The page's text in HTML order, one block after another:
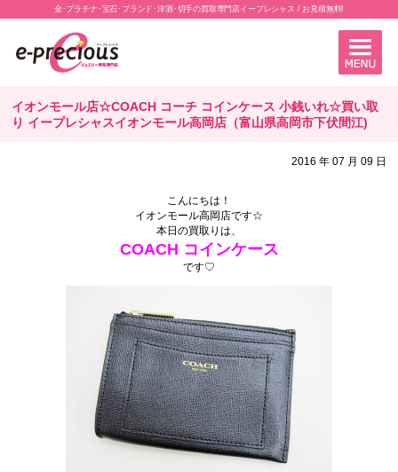
金･プラチナ･宝石･ブランド･洋酒･切手の買取専門店イープレシャス / お見積無料!
イオンモール店☆COACH コーチ コインケース 小銭いれ☆買い取
り イープレシャスイオンモール高岡店（富山県高岡市下伏間江)
2016 年 07 月 09 日
こんにちは！
イオンモール高岡店です☆
本日の買取りは、
COACH コインケース
です♡